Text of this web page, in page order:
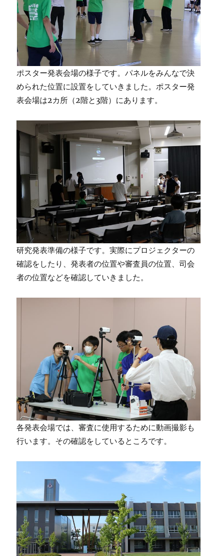
ポスター発表会場の様子です。パネルをみんなで決
められた位置に設置をしていきました。ポスター発
表会場は2カ所（2階と3階）にあります。
研究発表準備の様子です。実際にプロジェクターの
確認をしたり、発表者の位置や審査員の位置、司会
者の位置などを確認していきました。
各発表会場では、審査に使用するために動画撮影も
行います。その確認をしているところです。